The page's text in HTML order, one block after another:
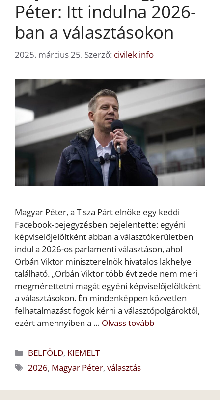
Péter: Itt indulna 2026-
ban a választásokon
2025. március 25. Szerző: civilek.info
Magyar Péter, a Tisza Párt elnöke egy keddi
Facebook-bejegyzésben bejelentette: egyéni
képviselőjelöltként abban a választókerületben
indul a 2026-os parlamenti választáson, ahol
Orbán Viktor miniszterelnök hivatalos lakhelye
található. „Orbán Viktor több évtizede nem meri
megmérettetni magát egyéni képviselőjelöltként
a választásokon. Én mindenképpen közvetlen
felhatalmazást fogok kérni a választópolgároktól,
ezért amennyiben a … Olvass tovább
Kategória
BELFÖLD, KIEMELT
Címkék
2026, Magyar Péter,választás